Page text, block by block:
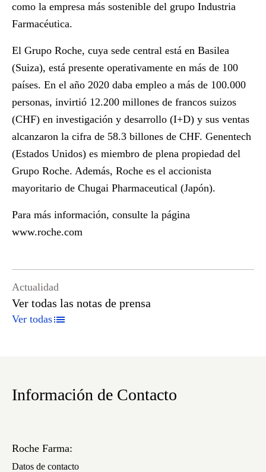
como la empresa más sostenible del grupo Industria
Farmacéutica.
El Grupo Roche, cuya sede central está en Basilea
(Suiza), está presente operativamente en más de 100
países. En el año 2020 daba empleo a más de 100.000
personas, invirtió 12.200 millones de francos suizos
(CHF) en investigación y desarrollo (I+D) y sus ventas
alcanzaron la cifra de 58.3 billones de CHF. Genentech
(Estados Unidos) es miembro de plena propiedad del
Grupo Roche. Además, Roche es el accionista
mayoritario de Chugai Pharmaceutical (Japón).
Para más información, consulte la página
www.roche.com
Actualidad
Ver todas las notas de prensa
Ver todas
Información de Contacto
Roche Farma:
Datos de contacto